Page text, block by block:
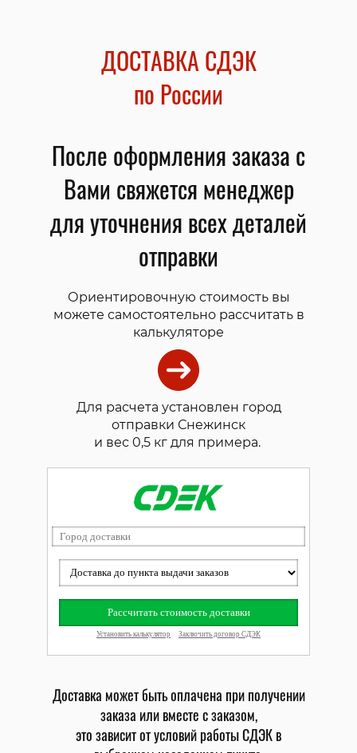
ДОСТАВКА СДЭК
по России
После оформления заказа с
Вами свяжется менеджер
для уточнения всех деталей
отправки
Ориентировочную стоимость вы
можете самостоятельно рассчитать в
калькуляторе
Для расчета установлен город
отправки Снежинск
и вес 0,5 кг для примера.
Доставка может быть оплачена при получении
заказа или вместе с заказом,
это зависит от условий работы СДЭК в